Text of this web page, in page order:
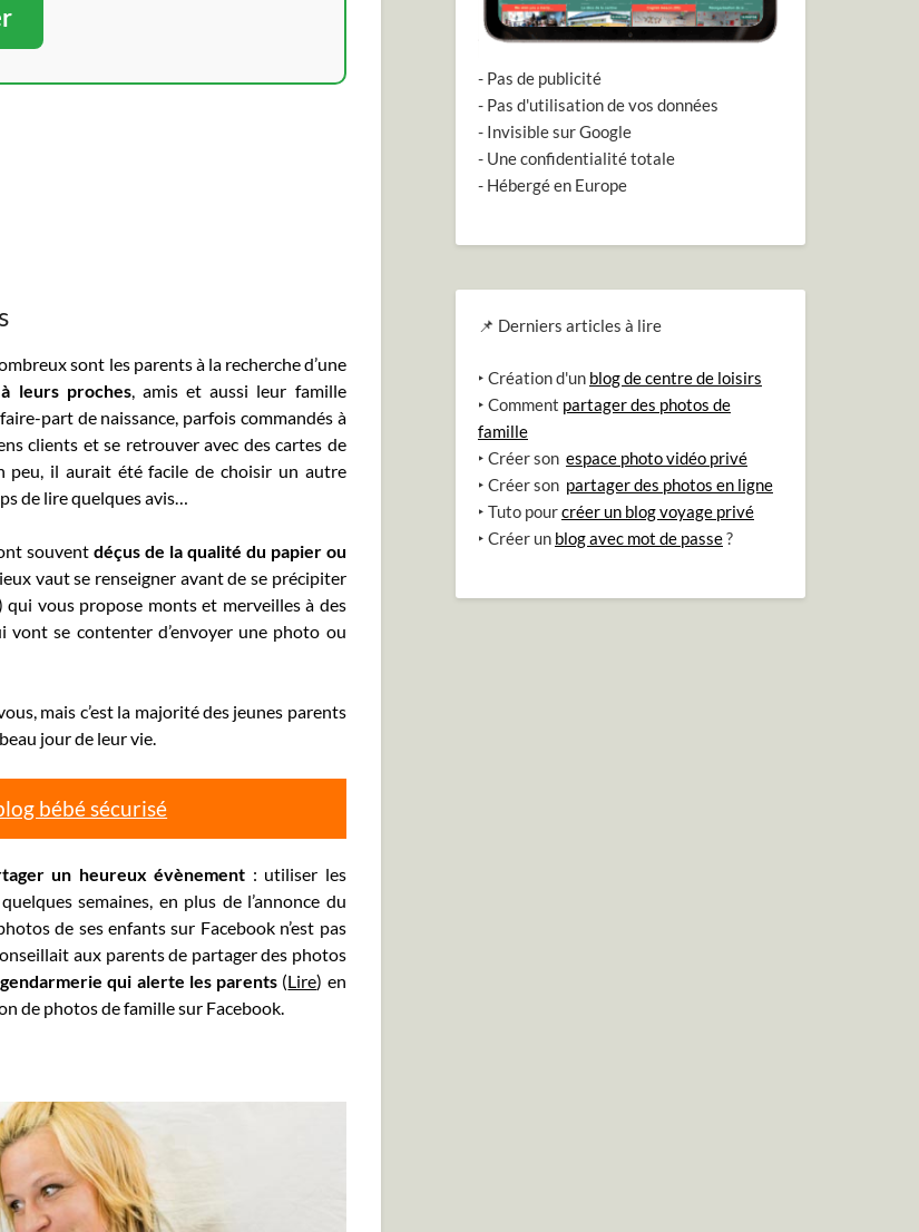
sont les parents à la recherche d’une
leurs proches, amis et aussi leur famille
part de naissance, parfois commandés à
clients et se retrouver avec des cartes de
peu, il aurait été facile de choisir un autre
de lire quelques avis…
souventdéçus de la qualité du papier ou
vaut se renseigner avant de se précipiter
vous propose monts et merveilles à des
se contenter d’envoyer une photo ou
mais c’est la majorité des jeunes parents
jour de leur vie.
bébé sécurisé
un heureux évènement : utiliser les
semaines, en plus de l’annonce du
de ses enfants sur Facebook n’est pas
aux parents de partager des photos
gendarmerie qui alerte les parents (Lire) en
de photos de famille sur Facebook.
- Pas de publicité
- Pas d'utilisation de vos données
- Invisible sur Google
- Une confidentialité totale
- Hébergé en Europe
📌 Derniers articles à lire
‣ Création d'un blog de centre de loisirs
‣ Comment partager des photos de
famille
‣ Créer son espace photo vidéo privé
‣ Créer son partager des photos en ligne
‣ Tuto pourcréer un blog voyage privé
‣ Créer un blog avec mot de passe?